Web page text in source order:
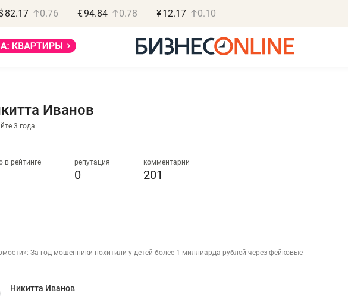
82.17 0.76 €94.84 0.78 ¥12.17 0.10
Иванов
3 года
в рейтинге репутация
0
комментарии
201
За год мошенники похитили у детей более 1 миллиарда рублей через фейковые
Никитта Иванов
МАРТ
может
на зарубежные
Оман?
«Готовые решения»
не заработать вообще,